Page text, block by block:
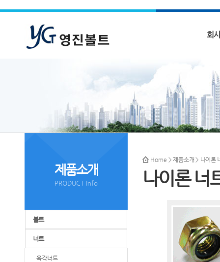
회
제품소개
PRODUCT Info
볼트
너트
육각너트
Home > 제품소개 > 나이론
나이론 너